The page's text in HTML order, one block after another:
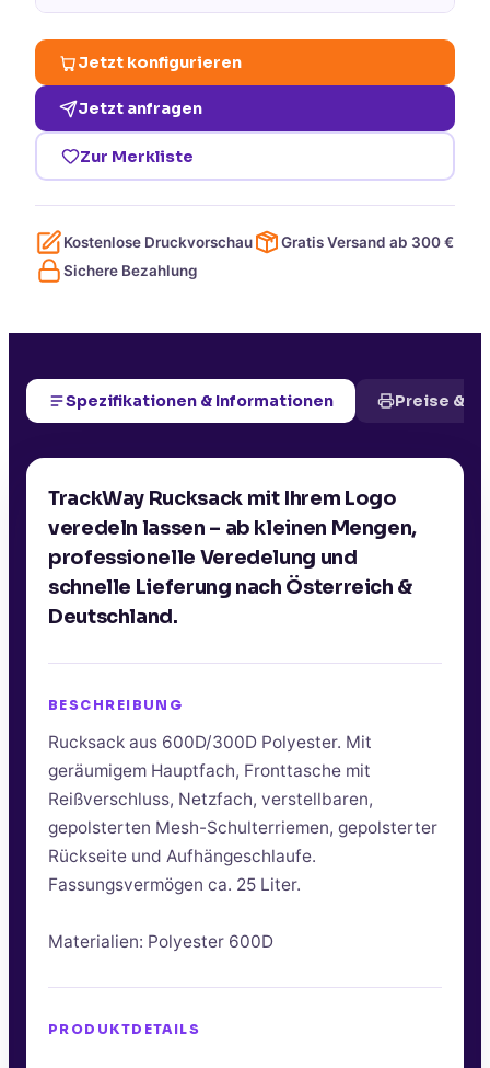
Jetzt konfigurieren
Jetzt anfragen
Zur Merkliste
Kostenlose Druckvorschau Gratis Versand ab 300€
Sichere Bezahlung
Spezifikationen & Informationen Preise &
TrackWay Rucksack mit Ihrem Logo
veredeln lassen – ab kleinen Mengen,
professionelle Veredelung und
schnelle Lieferung nach Österreich &
Deutschland.
BESCHREIBUNG
Rucksack aus 600D/300D Polyester. Mit
geräumigem Hauptfach, Fronttasche mit
Reißverschluss, Netzfach, verstellbaren,
gepolsterten Mesh-Schulterriemen, gepolsterter
Rückseite und Aufhängeschlaufe.
Fassungsvermögen ca. 25 Liter.
Materialien: Polyester 600D
PRODUKTDETAILS